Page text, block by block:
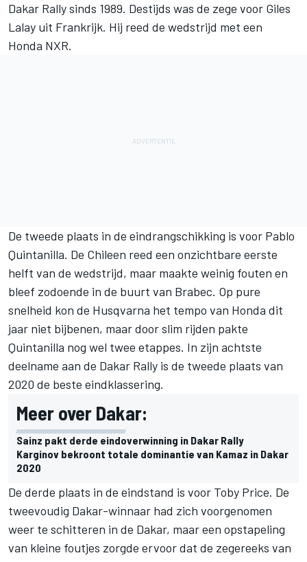
Dakar Rally sinds 1989. Destijds was de zege voor Giles
Lalay uit Frankrijk. Hij reed de wedstrijd met een
Honda NXR.
De tweede plaats in de eindrangschikking is voor Pablo
Quintanilla. De Chileen reed een onzichtbare eerste
helft van de wedstrijd, maar maakte weinig fouten en
bleef zodoende in de buurt van Brabec. Op pure
snelheid kon de Husqvarna het tempo van Honda dit
jaar niet bijbenen, maar door slim rijden pakte
Quintanilla nog wel twee etappes. In zijn achtste
deelname aan de Dakar Rally is de tweede plaats van
2020 de beste eindklassering.
Meer over Dakar:
Sainz pakt derde eindoverwinning in Dakar Rally
Karginov bekroont totale dominantie van Kamaz in Dakar
2020
De derde plaats in de eindstand is voor Toby Price. De
tweevoudig Dakar-winnaar had zich voorgenomen
weer te schitteren in de Dakar, maar een opstapeling
van kleine foutjes zorgde ervoor dat de zegereeks van